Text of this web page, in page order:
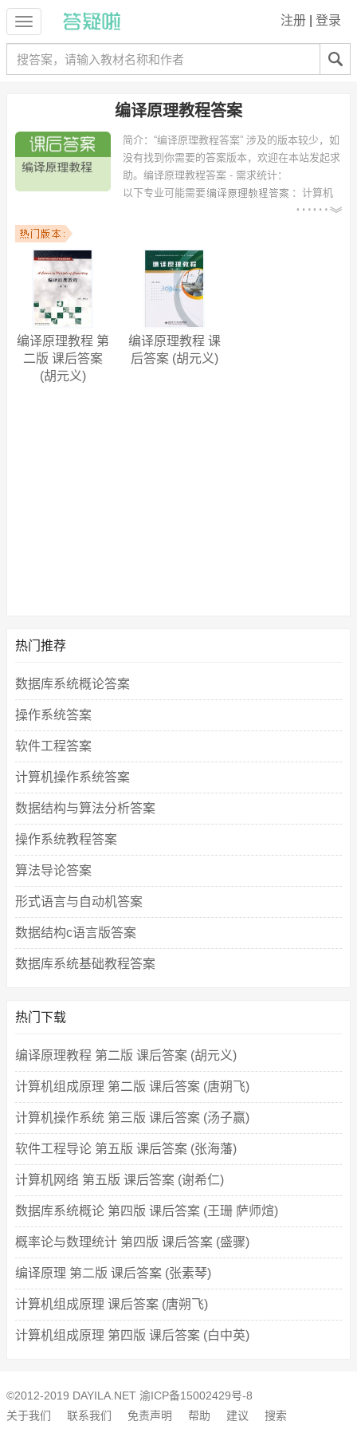
注册 登录
编译原理教程答案
简介： “编译原理教程答案” 涉及的版本较少，如
没有找到你需要的答案版本，欢迎在本站发起求
助。 编译原理教程答案 - 需求统计：
以下专业可能需要
：计算机
科学与技术、软件工程、网络工程、信息与计算科学、计算机技术、通
信工程、计算机工程系 等专业。
以下学校的同学下载过
程大学、鞍山师范学院、四川师范大学、沈阳化工大学、西南民族大
学、江苏大学、天津理工大学、西北农林科技大学、延安大学 等。
编译原理教程 第
二版 课后答案
(胡元义)
编译原理教程 课
后答案 (胡元义)
热门推荐
数据库系统概论答案
操作系统答案
软件工程答案
计算机操作系统答案
数据结构与算法分析答案
操作系统教程答案
算法导论答案
形式语言与自动机答案
数据结构c语言版答案
数据库系统基础教程答案
热门下载
编译原理教程 第二版 课后答案 (胡元义)
计算机组成原理 第二版 课后答案 (唐朔飞)
计算机操作系统 第三版 课后答案 (汤子赢)
软件工程导论 第五版 课后答案 (张海藩)
计算机网络 第五版 课后答案 (谢希仁)
数据库系统概论 第四版 课后答案 (王珊 萨师煊)
概率论与数理统计 第四版 课后答案 (盛骤)
编译原理 第二版 课后答案 (张素琴)
计算机组成原理 课后答案 (唐朔飞)
计算机组成原理 第四版 课后答案 (白中英)
©2012-2019 DAYILA.NET 渝ICP备15002429号-8
关于我们
联系我们 免责声明 帮助 建议 搜索